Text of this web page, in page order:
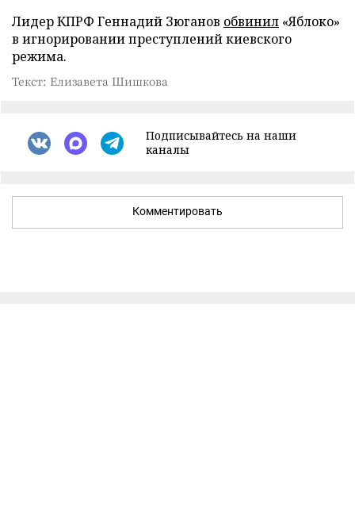
Лидер КПРФ Геннадий Зюганов обвинил «Яблоко»
в игнорировании преступлений киевского
режима.
Текст: Елизавета Шишкова
Подписывайтесь на наши
каналы
Комментировать